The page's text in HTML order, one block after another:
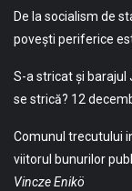
De la socialism de
povești periferice
S-a stricat și
se strică? 12
Comunul trecutului
viitorul bunurilor
Vincze Enikö